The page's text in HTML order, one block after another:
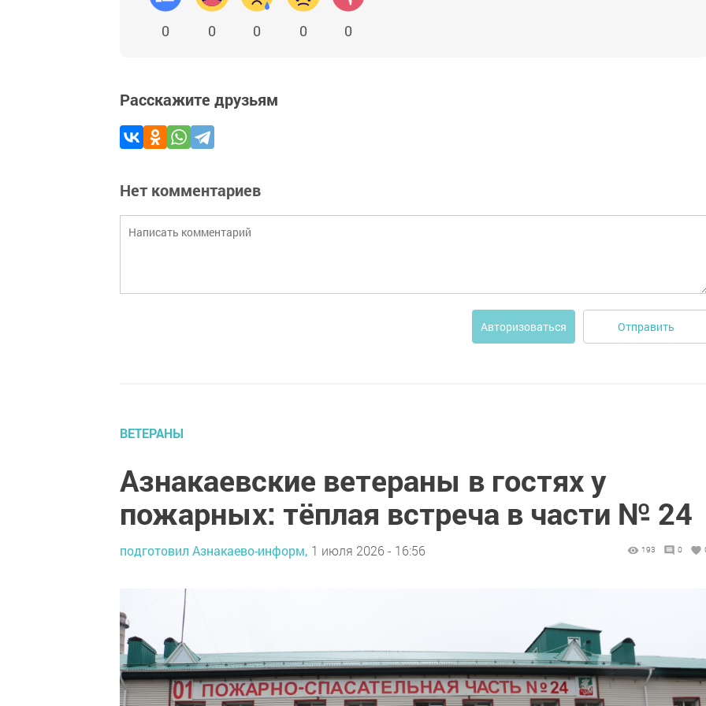
0 0 0 0 0
Расскажите друзьям
Нет комментариев
Авторизоваться Отправить
ВЕТЕРАНЫ
Азнакаевские ветераны в гостях у
пожарных: тёплая встреча в части № 24
подготовил Азнакаево-информ, 1 июля 2026 - 16:56 193 0